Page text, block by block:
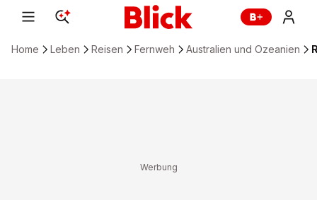
Home Leben Reisen Fernweh Australien und Ozeanien